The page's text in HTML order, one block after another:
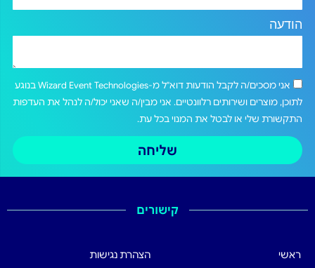
הודעה
אני מסכים/ה לקבל הודעות דוא"ל מ-Wizard Event Technologies בנוגע
לתוכן, מוצרים ושירותים רלוונטיים. אני מבין/ה שאני יכול/ה לנהל את העדפות
התקשורת שלי או לבטל את המנוי בכל עת.
שליחה
קישורים
ראשי
הצהרת נגישות